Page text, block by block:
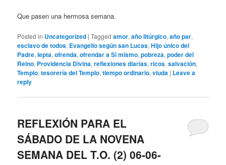
Que pasen una hermosa semana.
Posted in Uncategorized |Tagged amor,año litúrgico,año par,
esclavo de todos, Evangelio según san Lucas,Hijo único del
Padre,lepta,ofrenda,ofrendar a Sí mismo,pobreza,poder del
Reino, Providencia Divina,reflexiones diarias,ricos,salvación,
Templo,tesorería del Templo,tiempo ordinario,viuda | Leave a
reply
REFLEXIÓN PARA EL
SÁBADO DE LA NOVENA
SEMANA DEL T.O. (2) 06-06-